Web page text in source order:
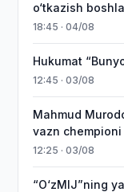
o‘tkazish
18:45 · 04/08
Hukumat
12:45 · 03/08
Mahmud
vazn chempioni
12:25 · 03/08
“O‘zMIJ”ning